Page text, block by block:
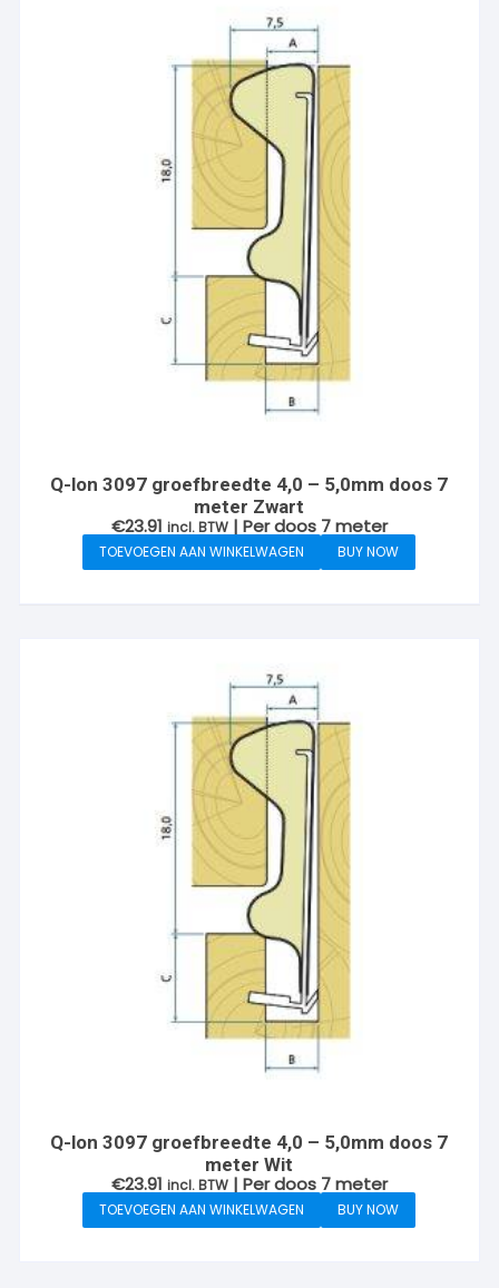
Q-lon 3097 groefbreedte 4,0 – 5,0mm doos 7
meter Zwart
€23.91 incl. BTW | Per doos 7 meter
TOEVOEGEN AAN WINKELWAGEN BUY NOW
Q-lon 3097 groefbreedte 4,0 – 5,0mm doos 7
meter Wit
€23.91 incl. BTW | Per doos 7 meter
TOEVOEGEN AAN WINKELWAGEN BUY NOW